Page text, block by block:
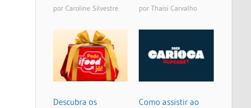
por Caroline Silvestre por Thaisi Carvalho
Descubra os
Como assistir ao